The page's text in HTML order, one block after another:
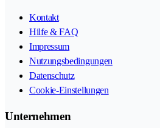
Kontakt
Hilfe & FAQ
Impressum
Nutzungsbedingungen
Datenschutz
Cookie-Einstellungen
Unternehmen